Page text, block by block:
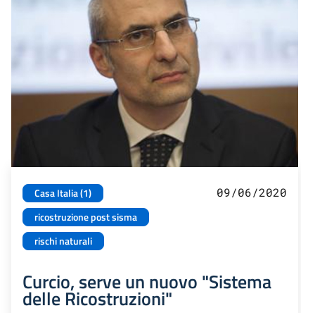
Casa Italia (1)
ricostruzione post sisma
rischi naturali
09/06/2020
Curcio, serve un nuovo "Sistema
delle Ricostruzioni"